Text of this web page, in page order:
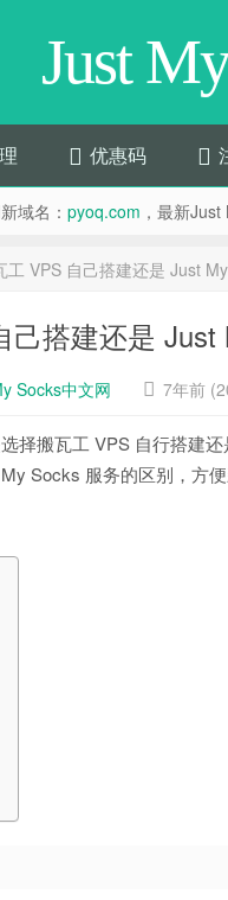
Just
优惠码
域名： pyoq.com ，最新Just
工 VPS 自己搭建还是 Just
搭建还是 Just
Socks中文网 7年前
择搬瓦工 VPS 自行搭建
Socks 服务的区别，方